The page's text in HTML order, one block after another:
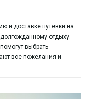
и доставке путевки на
отдыху.
выбрать
все пожелания и